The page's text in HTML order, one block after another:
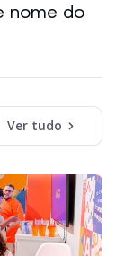
nome do
Ver tudo